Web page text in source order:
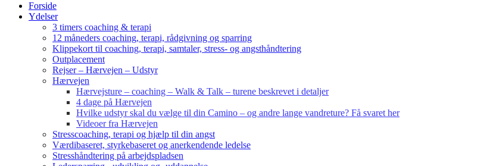
Forside
Ydelser
3 timers coaching & terapi
12 måneders coaching, terapi, rådgivning og sparring
Klippekort til coaching, terapi, samtaler, stress- og angsthåndtering
Outplacement
Rejser – Hærvejen – Udstyr
Hærvejen
Hærvejsture – coaching – Walk & Talk – turene beskrevet i detaljer
4 dage på Hærvejen
Hvilke udstyr skal du vælge til din Camino – og andre lange vandreture? Få svaret her
Videoer fra Hærvejen
Stresscoaching, terapi og hjælp til din angst
Værdibaseret, styrkebaseret og anerkendende ledelse
Stresshåndtering på arbejdspladsen